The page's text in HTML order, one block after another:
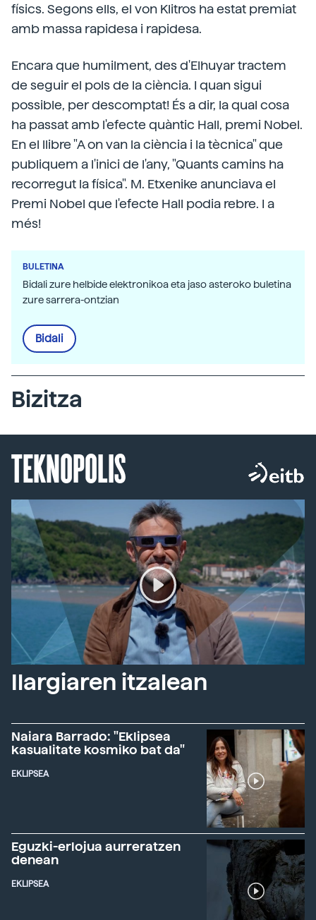
físics. Segons ells, el von Klitros ha estat premiat
amb massa rapidesa i rapidesa.
Encara que humilment, des d'Elhuyar tractem
de seguir el pols de la ciència. I quan sigui
possible, per descomptat! És a dir, la qual cosa
ha passat amb l'efecte quàntic Hall, premi Nobel.
En el llibre "A on van la ciència i la tècnica" que
publiquem a l'inici de l'any, "Quants camins ha
recorregut la física". M. Etxenike anunciava el
Premi Nobel que l'efecte Hall podia rebre. I a
més!
BULETINA
Bidali zure helbide elektronikoa eta jaso asteroko buletina
zure sarrera-ontzian
Bidali
Bizitza
TEKNOPOLIS
Ilargiaren itzalean
Naiara Barrado: "Eklipsea
kasualitate kosmiko bat da"
EKLIPSEA
Eguzki-erlojua aurreratzen
denean
EKLIPSEA